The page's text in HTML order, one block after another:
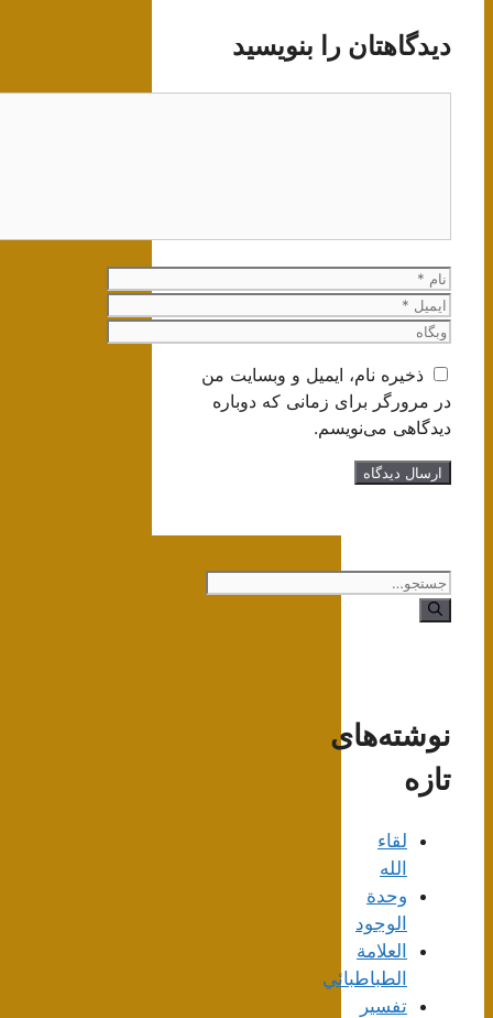
دیدگاهتان را بنویسید
نام
ایمیل
وبگاه
ذخیره نام، ایمیل و وبسایت من
در مرورگر برای زمانی که دوباره
دیدگاهی می‌نویسم.
جستجوی
نوشته‌های
تازه
لقاء
الله
وحدة
الوجود
العلامة
الطباطبائي
تفسير